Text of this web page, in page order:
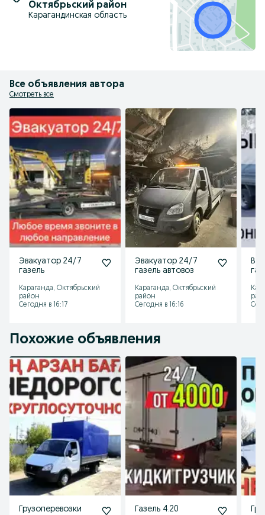
Октябрьский район
Карагандинская область
Все объявления автора
Смотреть все
Эвакуатор 24/7
газель
Караганда, Октябрьский
район
Сегодня в 16:17
Эвакуатор 24/7
газель автовоз
Караганда, Октябрьский
район
Сегодня в 16:16
Похожие объявления
Грузоперевозки
Газель 4.20